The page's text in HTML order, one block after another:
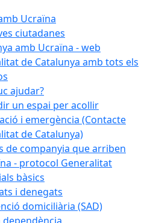
Ucraïna
ciutadanes
amb Ucraïna - web
de Catalunya amb tots els
ajudar?
un espai per acollir
i emergència (Contacte
de Catalunya)
de companyia que arriben
- protocol Generalitat
bàsics
i denegats
domiciliària (SAD)